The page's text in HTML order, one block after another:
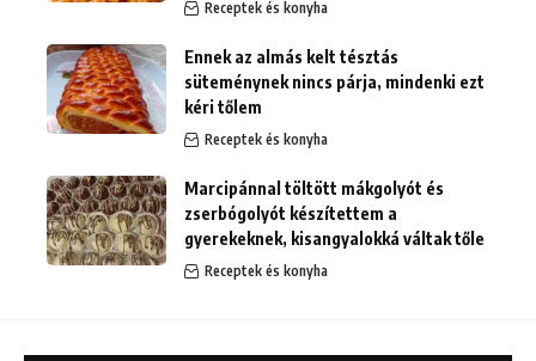
Receptek és konyha
Ennek az almás kelt tésztás
süteménynek nincs párja, mindenki ezt
kéri tőlem
Receptek és konyha
Marcipánnal töltött mákgolyót és
zserbógolyót készítettem a
gyerekeknek, kisangyalokká váltak tőle
Receptek és konyha